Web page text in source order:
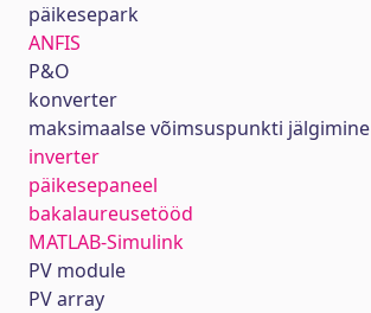
päikesepark
ANFIS
P&O
konverter
maksimaalse võimsuspunkti jälgimine
inverter
päikesepaneel
bakalaureusetööd
MATLAB-Simulink
PV module
PV array